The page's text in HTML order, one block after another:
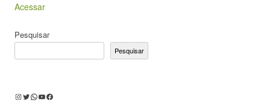
Acessar
Pesquisar
Pesquisar
Instagram
Twitter
WhatsApp
Youtube
Facebook